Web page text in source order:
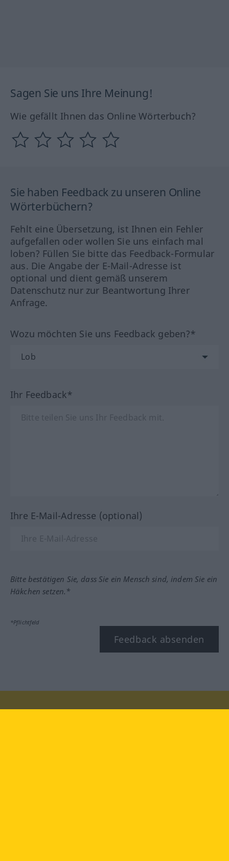
Sagen Sie uns Ihre Meinung!
Wie gefällt Ihnen das Online Wörterbuch?
Sie haben Feedback zu unseren Online
Wörterbüchern?
Fehlt eine Übersetzung, ist Ihnen ein Fehler
aufgefallen oder wollen Sie uns einfach mal
loben? Füllen Sie bitte das Feedback-Formular
aus. Die Angabe der E-Mail-Adresse ist
optional und dient gemäß unserem
Datenschutz nur zur Beantwortung Ihrer
Anfrage.
Wozu möchten Sie uns Feedback geben?*
Ihr Feedback*
Ihre E-Mail-Adresse (optional)
Bitte bestätigen Sie, dass Sie ein Mensch sind, indem Sie ein
Häkchen setzen.*
*Pflichtfeld
Feedback absenden